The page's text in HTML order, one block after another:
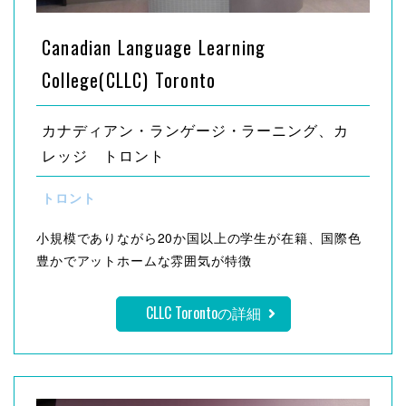
Canadian Language Learning
College(CLLC) Toronto
カナディアン・ランゲージ・ラーニング、カ
レッジ トロント
トロント
小規模でありながら20か国以上の学生が在籍、国際色
豊かでアットホームな雰囲気が特徴
CLLC Torontoの詳細